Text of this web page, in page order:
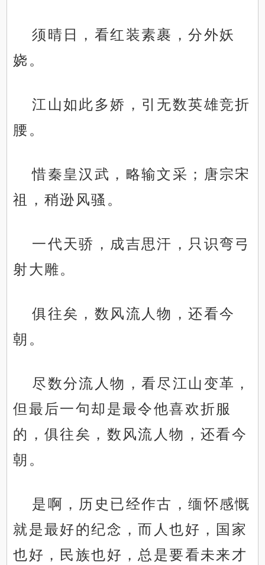
须晴日，看红装素裹，分外妖
娆。
江山如此多娇，引无数英雄竞折
腰。
惜秦皇汉武，略输文采；唐宗宋
祖，稍逊风骚。
一代天骄，成吉思汗，只识弯弓
射大雕。
俱往矣，数风流人物，还看今
朝。
尽数分流人物，看尽江山变革，
但最后一句却是最令他喜欢折服
的，俱往矣，数风流人物，还看今
朝。
是啊，历史已经作古，缅怀感慨
就是最好的纪念，而人也好，国家
也好，民族也好，总是要看未来才